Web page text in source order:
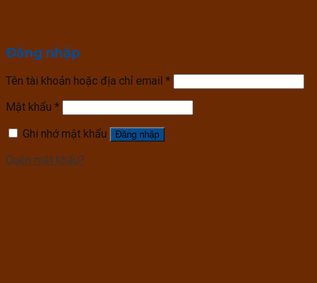
Đăng nhập
Tên tài khoản hoặc địa chỉ email *
Mật khẩu *
Ghi nhớ mật khẩu
Đăng nhập
Quên mật khẩu?